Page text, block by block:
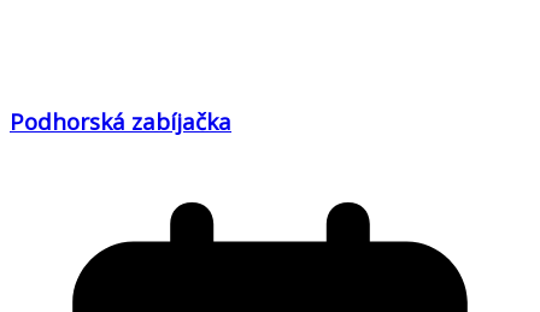
Podhorská zabíjačka